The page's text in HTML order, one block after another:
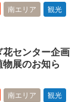
南エリア 観光
花センター企画
物展のお知ら
南エリア 観光